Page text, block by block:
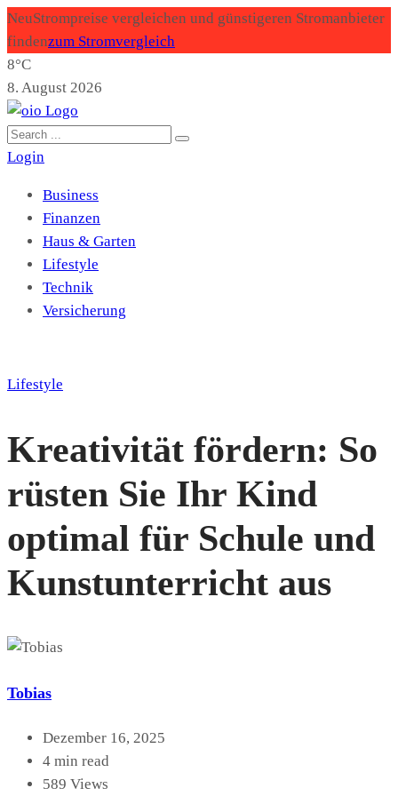
NeuStrompreise vergleichen und günstigeren Stromanbieter
findenzum Stromvergleich
8°C
8. August 2026
Login
Business
Finanzen
Haus & Garten
Lifestyle
Technik
Versicherung
Lifestyle
Kreativität fördern: So
rüsten Sie Ihr Kind
optimal für Schule und
Kunstunterricht aus
Tobias
Dezember 16, 2025
4 min read
589 Views